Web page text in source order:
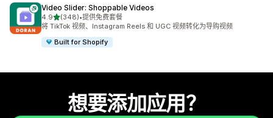
Video Slider: Shoppable Videos
4.9星（满分 5 星）
(348)
总共 348 条评论
•提供免费套餐
将 TikTok 视频、Instagram Reels 和 UGC 视频转化为导购视频
Built for Shopify
想要添加应用？